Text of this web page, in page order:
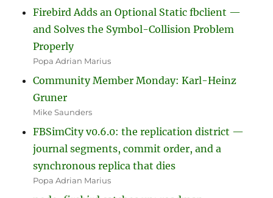
Firebird Adds an Optional Static fbclient —
and Solves the Symbol-Collision Problem
Properly
Popa Adrian Marius
Community Member Monday: Karl-Heinz
Gruner
Mike Saunders
FBSimCity v0.6.0: the replication district —
journal segments, commit order, and a
synchronous replica that dies
Popa Adrian Marius